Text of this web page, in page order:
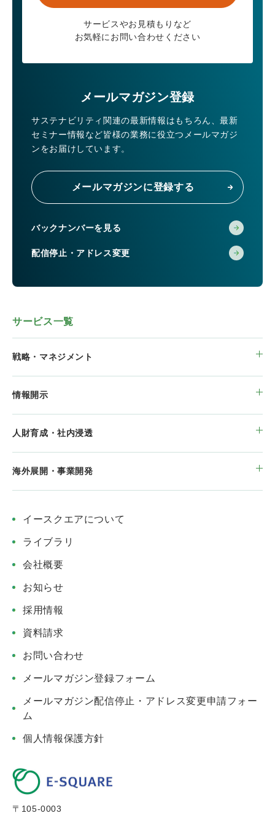
サービスやお見積もりなど
お気軽にお問い合わせください
メールマガジン登録
サステナビリティ関連の最新情報はもちろん、最新
セミナー情報など皆様の業務に役立つメールマガジ
ンをお届けしています。
メールマガジンに登録する
バックナンバーを見る
配信停止・アドレス変更
サービス一覧
戦略・マネジメント
情報開示
人財育成・社内浸透
海外展開・事業開発
イースクエアについて
ライブラリ
会社概要
お知らせ
採用情報
資料請求
お問い合わせ
メールマガジン登録フォーム
メールマガジン配信停止・アドレス変更申請フォー
ム
個人情報保護方針
〒105-0003